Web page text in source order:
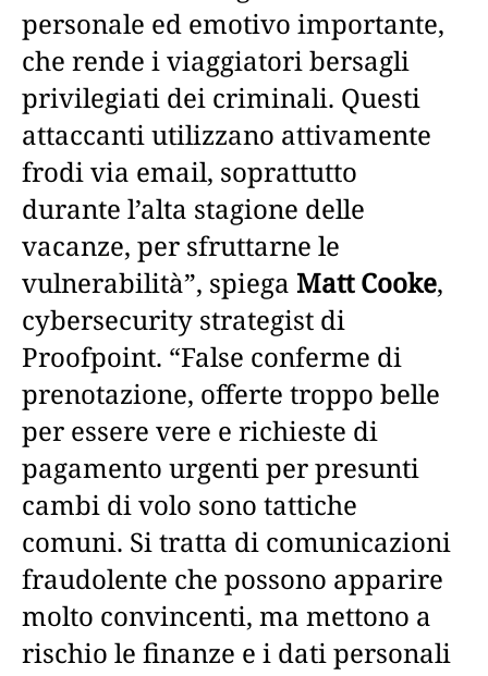
personale ed emotivo importante,
che rende i viaggiatori bersagli
privilegiati dei criminali. Questi
attaccanti utilizzano attivamente
frodi via email, soprattutto
durante l’alta stagione delle
vacanze, per sfruttarne le
vulnerabilità”, spiega Matt Cooke,
cybersecurity strategist di
Proofpoint. “False conferme di
prenotazione, offerte troppo belle
per essere vere e richieste di
pagamento urgenti per presunti
cambi di volo sono tattiche
comuni. Si tratta di comunicazioni
fraudolente che possono apparire
molto convincenti, ma mettono a
rischio le finanze e i dati personali